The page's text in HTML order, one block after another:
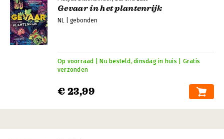
Gevaar in het plantenrijk
NL | gebonden
Op voorraad | Nu besteld, dinsdag in huis | Gratis
verzonden
€ 23,99